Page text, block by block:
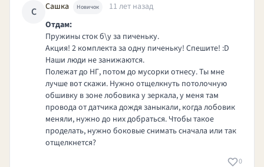
С Сашка Новичок
11 лет назад
Отдам:
Пружины сток б\у за пиченьку.
Акция! 2 комплекта за одну пиченьку! Спешите! :D
Наши люди не занижаются.
Полежат до НГ, потом до мусорки отнесу. Ты мне
лучше вот скажи. Нужно отщелкнуть потолочную
обшивку в зоне лобовика у зеркала, у меня там
провода от датчика дождя заныкали, когда лобовик
меняли, нужно до них добраться. Чтобы такое
проделать, нужно боковые снимать сначала или так
отщелкнется?
0